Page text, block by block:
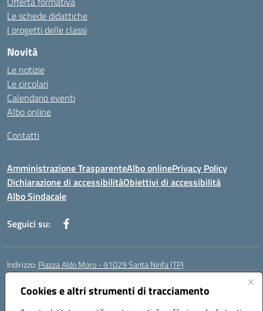
Cookies e altri strumenti di tracciamento
Le schede didattiche
I progetti delle classi
Novità
Le notizie
Le circolari
Calendario eventi
Albo online
Contatti
Amministrazione TrasparenteAlbo onlinePrivacy Policy
Dichiarazione di accessibilitàObiettivi di accessibilità
Albo Sindacale
Seguici su:
Indirizzo: Piazza Aldo Moro - 91029 Santa Ninfa (TP)
Centralino:
Posta elettronica certificata (PEC):tpic807004@pec.istruzione.it